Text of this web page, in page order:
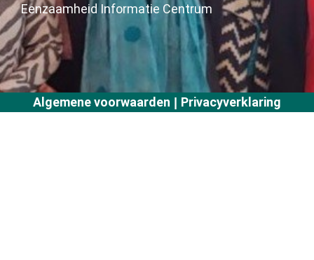
Eenzaamheid Informatie Centrum
Algemene voorwaarden | Privacyverklaring